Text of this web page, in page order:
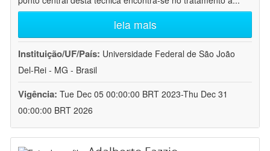
leia mais
Instituição/UF/País: Universidade Federal de São João
Del-Rei - MG - Brasil
Vigência: Tue Dec 05 00:00:00 BRT 2023-Thu Dec 31
00:00:00 BRT 2026